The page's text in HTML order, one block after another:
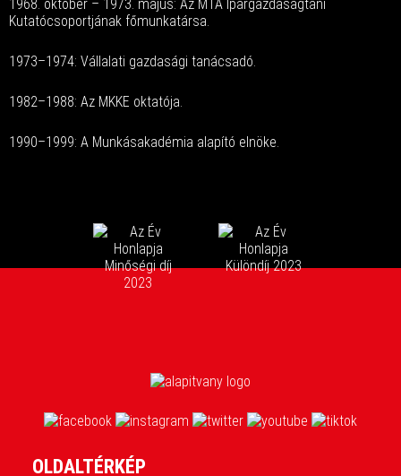
1968. október – 1973. május: Az MTA Ipargazdaságtani
Kutatócsoportjának főmunkatársa.
1973–1974: Vállalati gazdasági tanácsadó.
1982–1988: Az MKKE oktatója.
1990–1999: A Munkásakadémia alapító elnöke.
OLDALTÉRKÉP